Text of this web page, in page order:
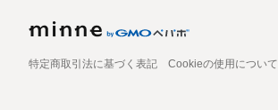
特定商取引法に基づく表記 Cookieの使用について